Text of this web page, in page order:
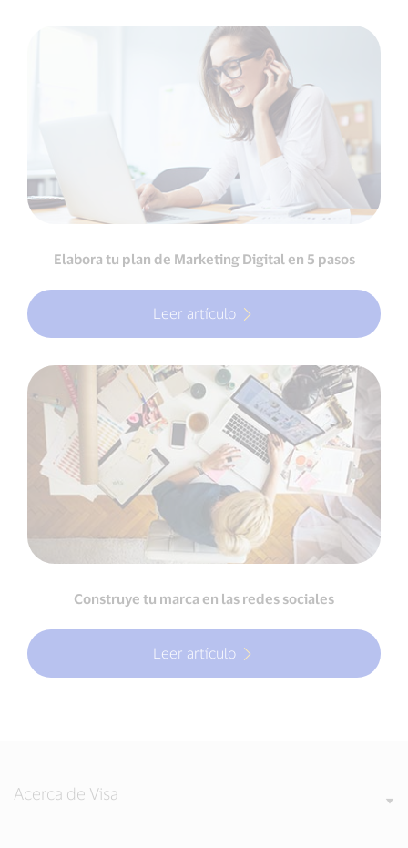
Elabora tu plan de Marketing Digital en 5 pasos
Leer artículo
Construye tu marca en las redes sociales
Leer artículo
Acerca de Visa